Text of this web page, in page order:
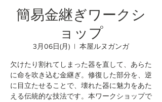
簡易金継ぎワークシ
ョップ
3月06日(月)
  |
本屋ルヌガンガ
欠けたり割れてしまった器を直して、あらた
に命を吹き込む金継ぎ。修復した部分を、逆
に目立たせることで、壊れた器に魅力をあた
える伝統的な技法です。本ワークショップで